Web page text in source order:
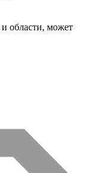
и области, может